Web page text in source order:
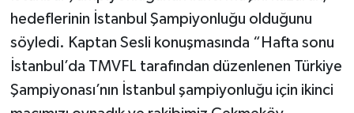
hedeflerinin İstanbul Şampiyonluğu olduğunu
söyledi. Kaptan Sesli konuşmasında “Hafta sonu
İstanbul’da TMVFL tarafından düzenlenen Türkiye
Şampiyonası’nın İstanbul şampiyonluğu için ikinci
Yaşam